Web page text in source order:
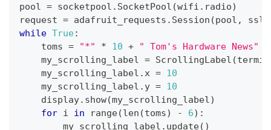
pool = socketpool . SocketPool (wifi . radio)
request = adafruit_requests . Session (pool , ssl
while True:
    toms
= "*" * 10 + " Tom's Hardware News"
    my_scrolling_label
= ScrollingLabel (
    my_scrolling_label
. x = 10
    my_scrolling_label
. y = 10
    display
. show(my_scrolling_label )
for i in range(len (toms) - 6) :
        my_scrolling_label
. update( )